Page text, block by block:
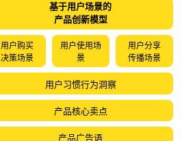
基于用户场景的
产品创新模型
用户购买
决策场景
用户使用场
景
用户分享
传播场景
用户习惯行为洞察
产品核心卖点
产品广告语